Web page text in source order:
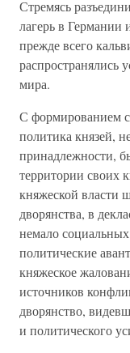
Стремясь
лагерь в Германии
прежде всего
распространялись
мира.
С формированием
политика князей,
принадлежности,
территории своих
княжеской власти
дворянства, в
немало
политические
княжеское
источников
дворянство,
и политического